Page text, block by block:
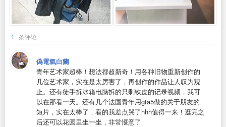
1 条评论
偽電氣白蘭
青年艺术家超棒！想法都超新奇！用各种旧物重新创作的
几位艺术家，实在是太厉害了，再创作的作品让人叹为观
止。还有徒手拆冰箱电脑拆的只剩铁皮的记录视频，我可
以在那看一天。还有几个法国青年用gta5做的关于朋友的
短片，实在太棒了，看的我差点哭了hhh值得一来！逛完之
后还可以花园里坐一坐，非常惬意了